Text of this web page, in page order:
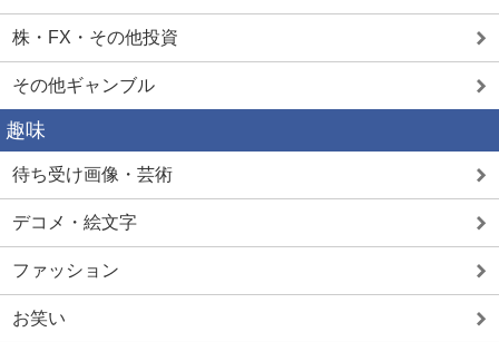
株・FX・その他投資
その他ギャンブル
趣味
待ち受け画像・芸術
デコメ・絵文字
ファッション
お笑い